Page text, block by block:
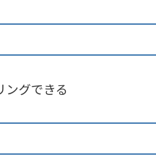
ングできる